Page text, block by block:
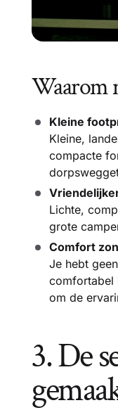
Waarom
Kleine
Kleine,
compacte
Lichte,
grote
Comfort
Je hebt
comfortabel
om de
3. De